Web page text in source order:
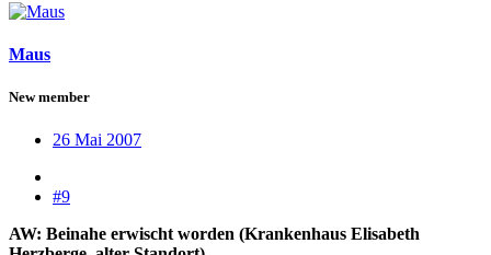
Maus
New member
26 Mai 2007
#9
AW: Beinahe erwischt worden (Krankenhaus Elisabeth